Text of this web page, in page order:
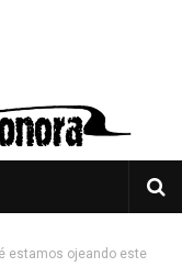
estamos ojeando este